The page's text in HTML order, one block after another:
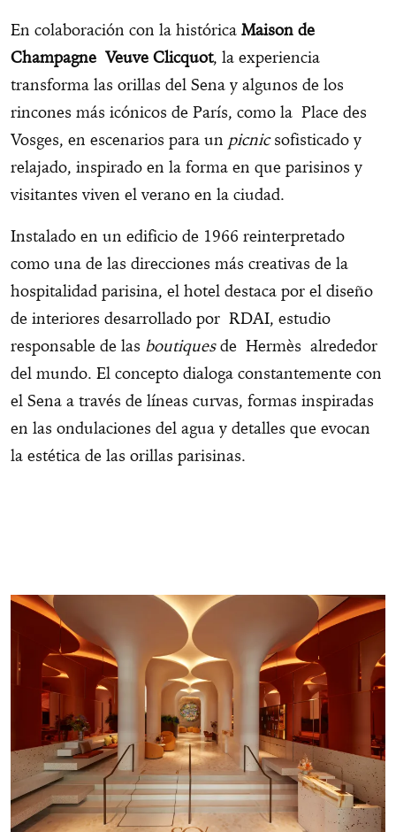
En colaboración con la histórica Maison de
Champagne Veuve Clicquot, la experiencia
transforma las orillas del Sena y algunos de los
rincones más icónicos de París, como la Place des
Vosges, en escenarios para un picnicsofisticado y
relajado, inspirado en la forma en que parisinos y
visitantes viven el verano en la ciudad.
Instalado en un edificio de 1966 reinterpretado
como una de las direcciones más creativas de la
hospitalidad parisina, el hotel destaca por el diseño
de interiores desarrollado por RDAI, estudio
responsable de las boutiquesde Hermès alrededor
del mundo. El concepto dialoga constantemente con
el Sena a través de líneas curvas, formas inspiradas
en las ondulaciones del agua y detalles que evocan
la estética de las orillas parisinas.